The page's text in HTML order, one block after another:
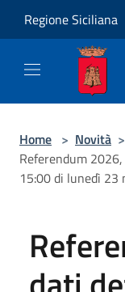
Regione Siciliana
Home > Novità >
Referendum
15:00 di lunedì 23